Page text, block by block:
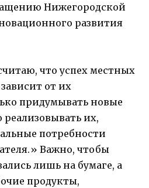
Нижегородской
развития
что успех местных
от их
придумывать новые
их,
потребности
Важно, чтобы
лишь на бумаге, а
продукты,